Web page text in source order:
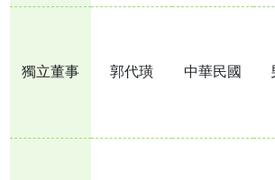
獨立董事 郭代璜 中華民國